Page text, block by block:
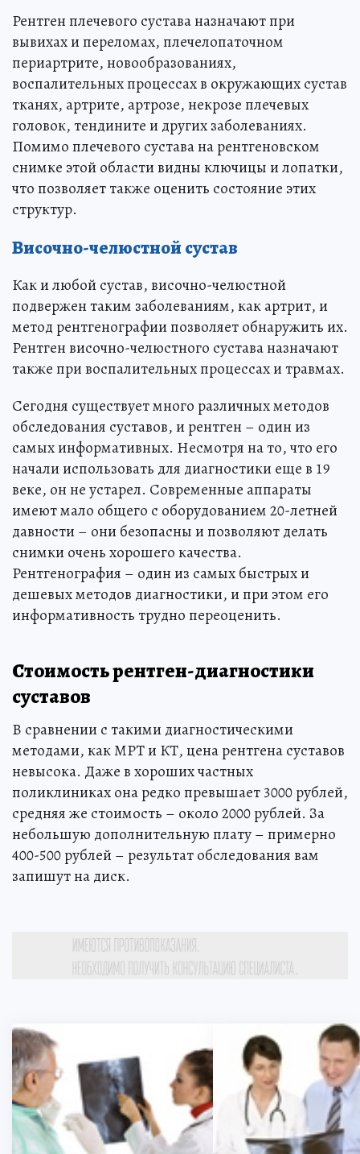
Рентген плечевого сустава назначают при
вывихах и переломах, плечелопаточном
периартрите, новообразованиях,
воспалительных процессах в окружающих сустав
тканях, артрите, артрозе, некрозе плечевых
головок, тендините и других заболеваниях.
Помимо плечевого сустава на рентгеновском
снимке этой области видны ключицы и лопатки,
что позволяет также оценить состояние этих
структур.
Височно-челюстной сустав
Как и любой сустав, височно-челюстной
подвержен таким заболеваниям, как артрит, и
метод рентгенографии позволяет обнаружить их.
Рентген височно-челюстного сустава назначают
также при воспалительных процессах и травмах.
Сегодня существует много различных методов
обследования суставов, и рентген – один из
самых информативных. Несмотря на то, что его
начали использовать для диагностики еще в 19
веке, он не устарел. Современные аппараты
имеют мало общего с оборудованием 20-летней
давности – они безопасны и позволяют делать
снимки очень хорошего качества.
Рентгенография – один из самых быстрых и
дешевых методов диагностики, и при этом его
информативность трудно переоценить.
Стоимость рентген-диагностики
суставов
В сравнении с такими диагностическими
методами, как МРТ и КТ, цена рентгена суставов
невысока. Даже в хороших частных
поликлиниках она редко превышает 3000 рублей,
средняя же стоимость – около 2000 рублей. За
небольшую дополнительную плату – примерно
400-500 рублей – результат обследования вам
запишут на диск.